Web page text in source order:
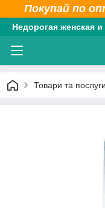
Покупай по
Недорогая женская
Товари та послуги